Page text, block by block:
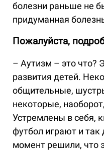
болезни раньше не
придуманная
Пожалуйста,
– Аутизм – это что?
развития детей.
общительные,
некоторые,
Устремлены в себя,
футбол играют и так
момент решили, что